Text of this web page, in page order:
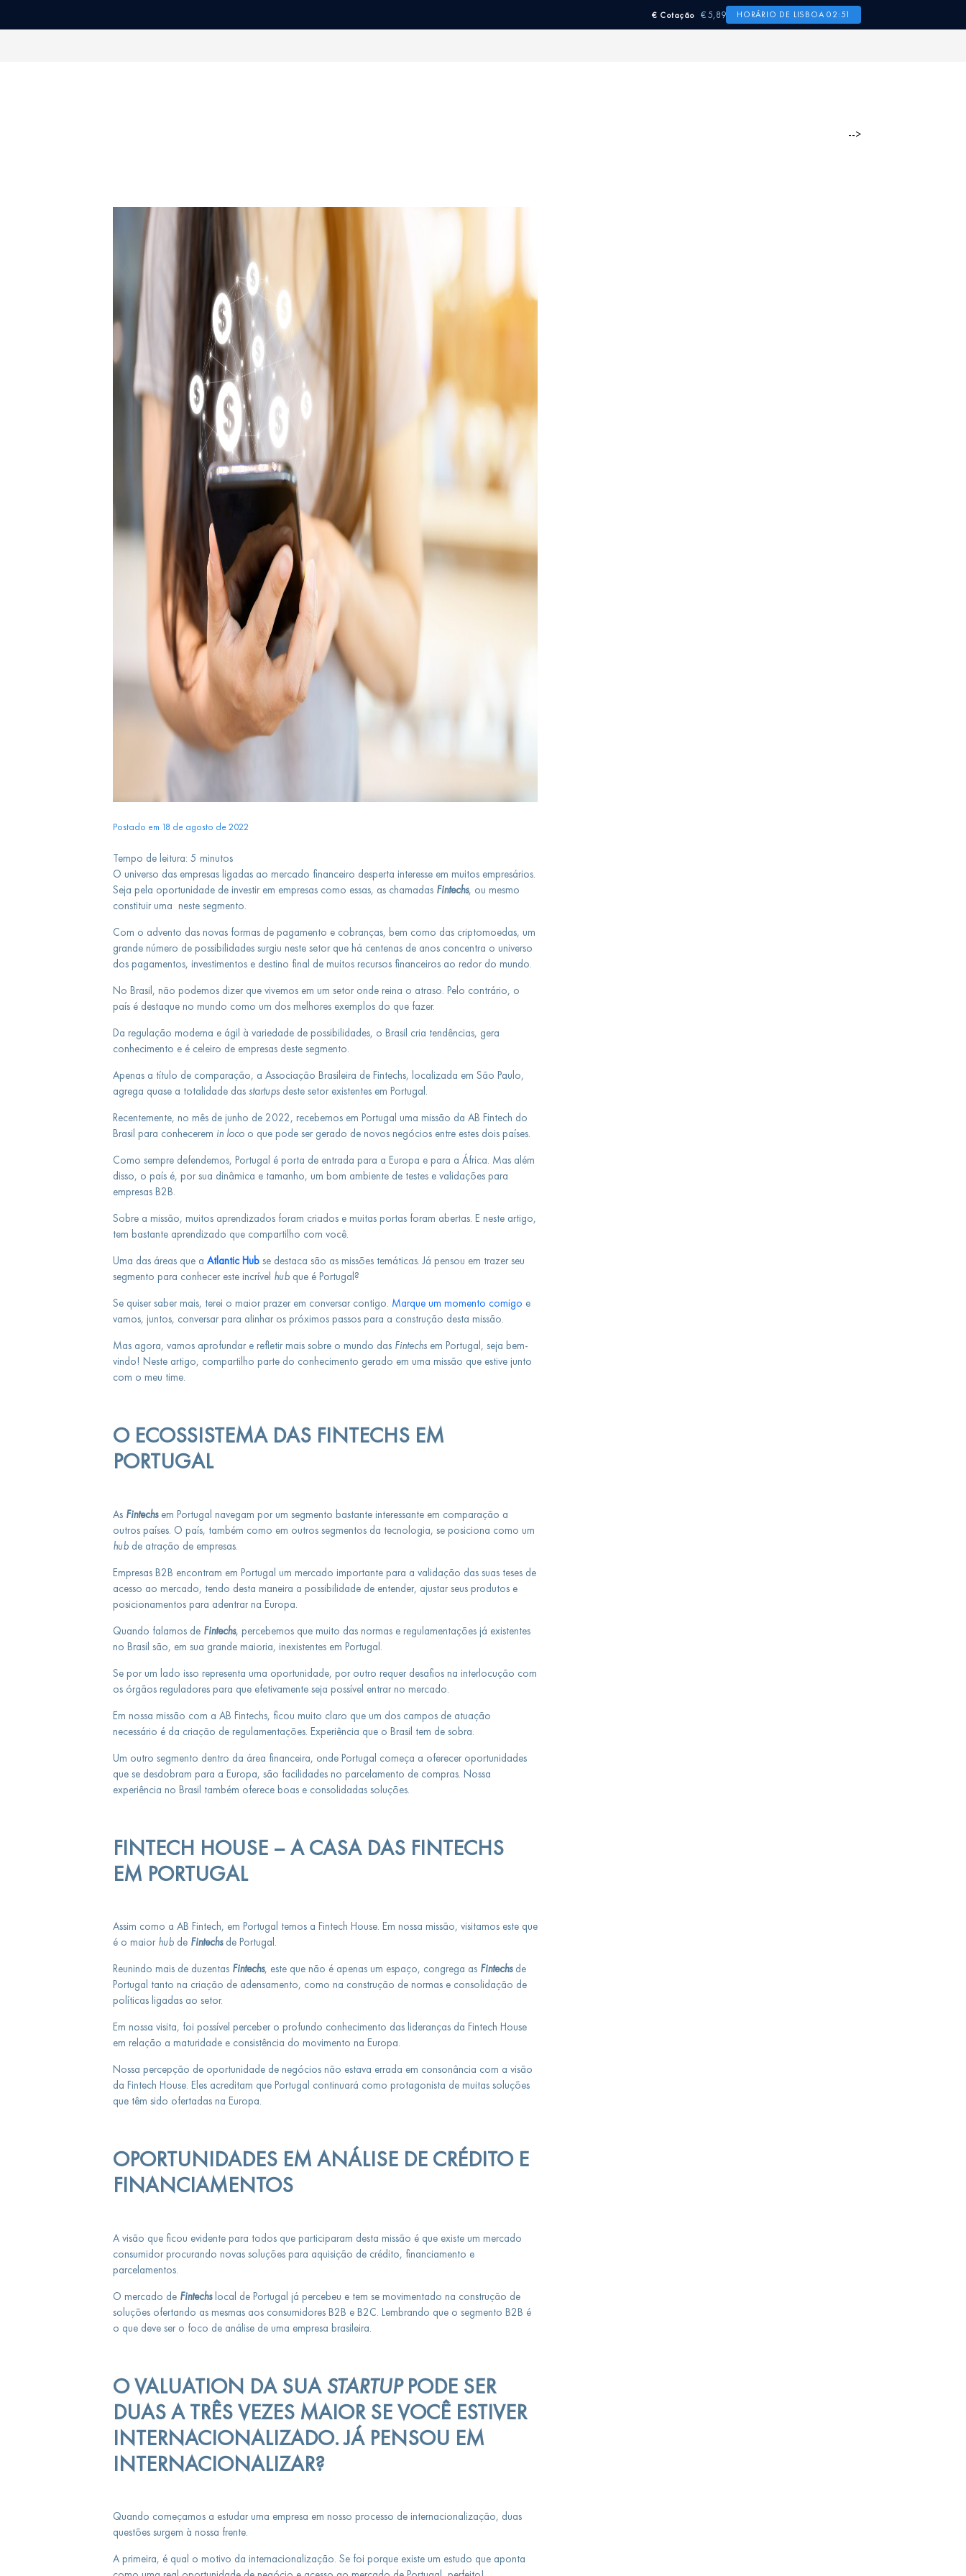
€ Cotação € 5,89 HORÁRIO DE LISBOA 02:51
Postado em 18 de agosto de 2022
Tempo de leitura: 5 minutos
O universo das empresas ligadas ao mercado financeiro desperta interesse em muitos empresários.
Seja pela oportunidade de investir em empresas como essas, as chamadas Fintechs, ou mesmo
constituir uma neste segmento.
Com o advento das novas formas de pagamento e cobranças, bem como das criptomoedas, um
grande número de possibilidades surgiu neste setor que há centenas de anos concentra o universo
dos pagamentos, investimentos e destino final de muitos recursos financeiros ao redor do mundo.
No Brasil, não podemos dizer que vivemos em um setor onde reina o atraso. Pelo contrário, o
país é destaque no mundo como um dos melhores exemplos do que fazer.
Da regulação moderna e ágil à variedade de possibilidades, o Brasil cria tendências, gera
conhecimento e é celeiro de empresas deste segmento.
Apenas a título de comparação, a Associação Brasileira de Fintechs, localizada em São Paulo,
agrega quase a totalidade das startupsdeste setor existentes em Portugal.
Recentemente, no mês de junho de 2022, recebemos em Portugal uma missão da AB Fintech do
Brasil para conhecerem in locoo que pode ser gerado de novos negócios entre estes dois países.
Como sempre defendemos, Portugal é porta de entrada para a Europa e para a África. Mas além
disso, o país é, por sua dinâmica e tamanho, um bom ambiente de testes e validações para
empresas B2B.
Sobre a missão, muitos aprendizados foram criados e muitas portas foram abertas. E neste artigo,
tem bastante aprendizado que compartilho com você.
Uma das áreas que a Atlantic Hubse destaca são as missões temáticas. Já pensou em trazer seu
segmento para conhecer este incrível hubque é Portugal?
Se quiser saber mais, terei o maior prazer em conversar contigo. Marque um momento comigo e
vamos, juntos, conversar para alinhar os próximos passos para a construção desta missão.
Mas agora, vamos aprofundar e refletir mais sobre o mundo das Fintechsem Portugal, seja bem-
vindo! Neste artigo, compartilho parte do conhecimento gerado em uma missão que estive junto
com o meu time.
O ECOSSISTEMA DAS FINTECHS EM
PORTUGAL
As Fintechsem Portugal navegam por um segmento bastante interessante em comparação a
outros países. O país, também como em outros segmentos da tecnologia, se posiciona como um
hubde atração de empresas.
Empresas B2B encontram em Portugal um mercado importante para a validação das suas teses de
acesso ao mercado, tendo desta maneira a possibilidade de entender, ajustar seus produtos e
posicionamentos para adentrar na Europa.
Quando falamos deFintechs, percebemos que muito das normas e regulamentações já existentes
no Brasil são, em sua grande maioria, inexistentes em Portugal.
Se por um lado isso representa uma oportunidade, por outro requer desafios na interlocução com
os órgãos reguladores para que efetivamente seja possível entrar no mercado.
Em nossa missão com a AB Fintechs, ficou muito claro que um dos campos de atuação
necessário é da criação de regulamentações. Experiência que o Brasil tem de sobra.
Um outro segmento dentro da área financeira, onde Portugal começa a oferecer oportunidades
que se desdobram para a Europa, são facilidades no parcelamento de compras. Nossa
experiência no Brasil também oferece boas e consolidadas soluções.
FINTECH HOUSE – A CASA DAS FINTECHS
EM PORTUGAL
Assim como a AB Fintech, em Portugal temos a Fintech House. Em nossa missão, visitamos este que
é o maior hubde Fintechsde Portugal.
Reunindo mais de duzentas Fintechs, este que não é apenas um espaço, congrega as Fintechsde
Portugal tanto na criação de adensamento, como na construção de normas e consolidação de
políticas ligadas ao setor.
Em nossa visita, foi possível perceber o profundo conhecimento das lideranças da Fintech House
em relação a maturidade e consistência do movimento na Europa.
Nossa percepção de oportunidade de negócios não estava errada em consonância com a visão
da Fintech House. Eles acreditam que Portugal continuará como protagonista de muitas soluções
que têm sido ofertadas na Europa.
OPORTUNIDADES EM ANÁLISE DE CRÉDITO E
FINANCIAMENTOS
A visão que ficou evidente para todos que participaram desta missão é que existe um mercado
consumidor procurando novas soluções para aquisição de crédito, financiamento e
parcelamentos.
O mercado de Fintechslocal de Portugal já percebeu e tem se movimentado na construção de
soluções ofertando as mesmas aos consumidores B2B e B2C. Lembrando que o segmento B2B é
o que deve ser o foco de análise de uma empresa brasileira.
O VALUATION DA SUASTARTUPPODE SER
DUAS A TRÊS VEZES MAIOR SE VOCÊ ESTIVER
INTERNACIONALIZADO. JÁ PENSOU EM
INTERNACIONALIZAR?
Quando começamos a estudar uma empresa em nosso processo de internacionalização, duas
questões surgem à nossa frente.
A primeira, é qual o motivo da internacionalização. Se foi porque existe um estudo que aponta
-->